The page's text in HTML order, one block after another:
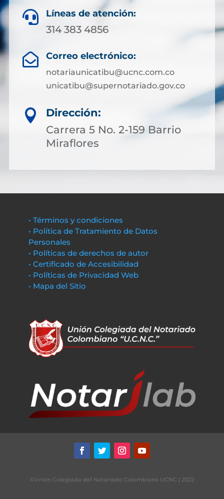
 Líneas de atención:
314 383 4856
 Correo electrónico:
notariaunicatibu@ucnc.com.co
unicatibu@supernotariado.gov.co

Dirección:
Carrera 5 No. 2-159 Barrio
Miraflores
• Términos y condiciones
• Política de Tratamiento de Datos
Personales
• Políticas de derechos de autor
• Certificado de Accesibilidad
• Políticas de Privacidad Web
• Mapa del Sitio
©Unión Colegiada del Notariado Colombiano UCNC | 2022